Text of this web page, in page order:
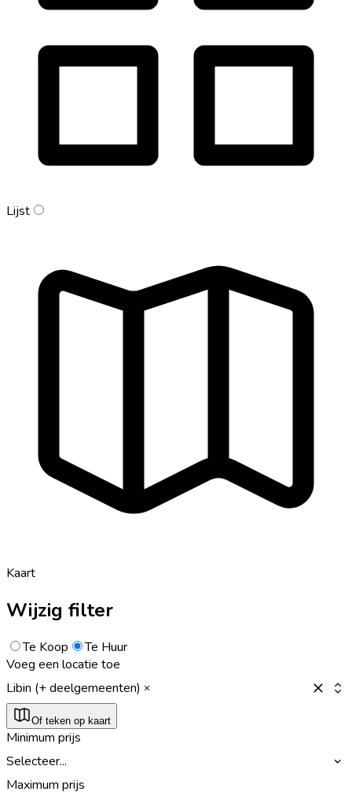
Lijst
Kaart
Wijzig filter
Te Koop
Te Huur
Voeg een locatie toe
Libin (+ deelgemeenten)
Of teken op kaart
Minimum prijs
Selecteer...
Maximum prijs